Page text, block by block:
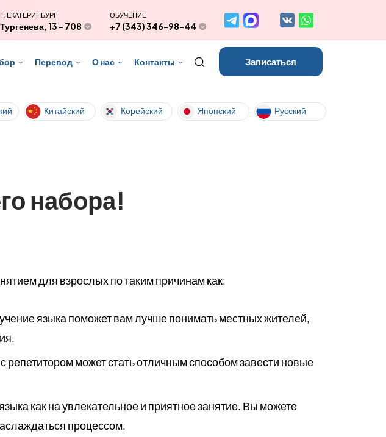
Г. ЕКАТЕРИНБУРГ
Тургенева, 13 - 708
ОБУЧЕНИЕ
+7 (343) 346-98-44
Перевод О нас Контакты Записаться
Китайский Корейский Японский Русский
набора!
для взрослых по таким причинам как:
языка поможет вам лучше понимать местных жителей,
репетитором может стать отличным способом завести новые
как на увлекательное и приятное занятие. Вы можете
процессом.